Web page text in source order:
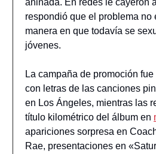
respondió que el problema no
manera en que todavía se
jóvenes.
La campaña de promoción
con letras de las canciones
en Los Ángeles, mientras las
título kilométrico del álbum en
apariciones sorpresa en
Rae, presentaciones en